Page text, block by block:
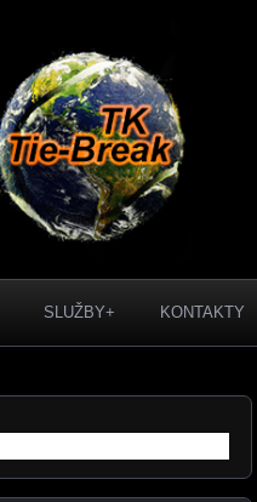
SLUŽBY+ KONTAKTY